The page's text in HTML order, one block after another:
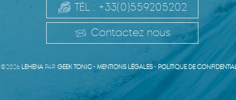
TÉL : +33(0)559205202
Contactez nous
©2026 LEHENA PAR GEEK TONIC - MENTIONS LÉGALES - POLITIQUE DE